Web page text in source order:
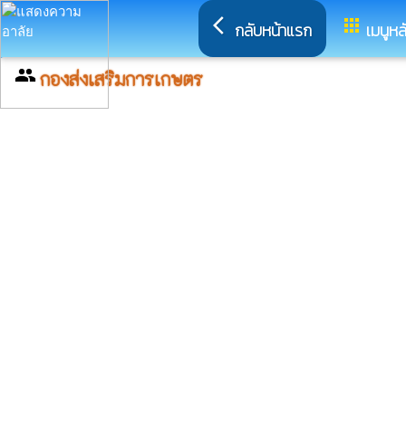
arrow_back_ios กลับหน้าแรก appsเมนูห
groupกองส่งเสริมการเกษตร